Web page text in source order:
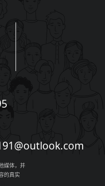
媒体，并
的真实